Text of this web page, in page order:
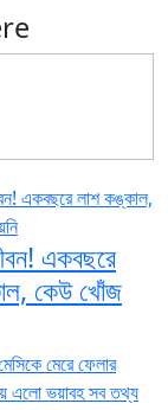
একবছরে
কেউ খোঁজ